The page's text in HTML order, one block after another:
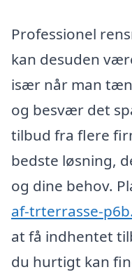
Professionel
kan desuden
især når man
og besvær det
tilbud fra flere
bedste løsning,
og dine behov.
af-trterrasse-
at få indhentet
du hurtigt kan